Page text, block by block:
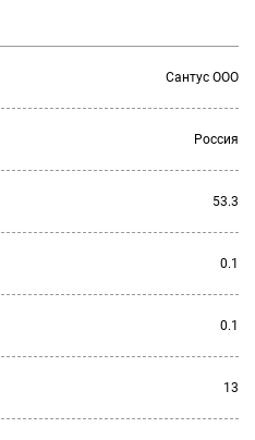
Сантус ООО
Россия
53.3
0.1
0.1
13